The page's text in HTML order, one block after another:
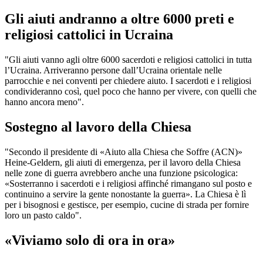
Gli aiuti andranno a oltre 6000 preti e
religiosi cattolici in Ucraina
"Gli aiuti vanno agli oltre 6000 sacerdoti e religiosi cattolici in tutta
l’Ucraina. Arriveranno persone dall’Ucraina orientale nelle
parrocchie e nei conventi per chiedere aiuto. I sacerdoti e i religiosi
condivideranno così, quel poco che hanno per vivere, con quelli che
hanno ancora meno".
Sostegno al lavoro della Chiesa
"Secondo il presidente di «Aiuto alla Chiesa che Soffre (ACN)»
Heine-Geldern, gli aiuti di emergenza, per il lavoro della Chiesa
nelle zone di guerra avrebbero anche una funzione psicologica:
«Sosterranno i sacerdoti e i religiosi affinché rimangano sul posto e
continuino a servire la gente nonostante la guerra». La Chiesa è lì
per i bisognosi e gestisce, per esempio, cucine di strada per fornire
loro un pasto caldo".
«Viviamo solo di ora in ora»